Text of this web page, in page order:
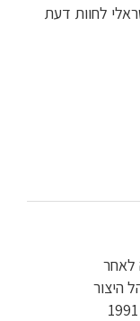
לחוות דעת
היצור